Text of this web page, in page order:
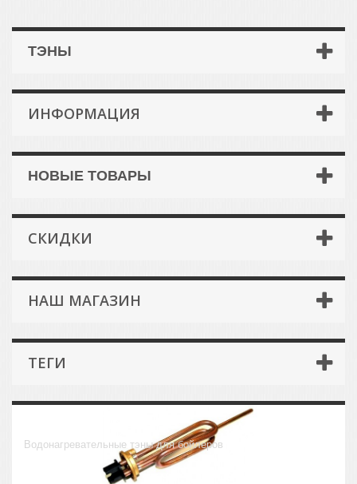
ТЭНЫ
ИНФОРМАЦИЯ
НОВЫЕ ТОВАРЫ
СКИДКИ
НАШ МАГАЗИН
ТЕГИ
Водонагревательные тэны для бойлеров